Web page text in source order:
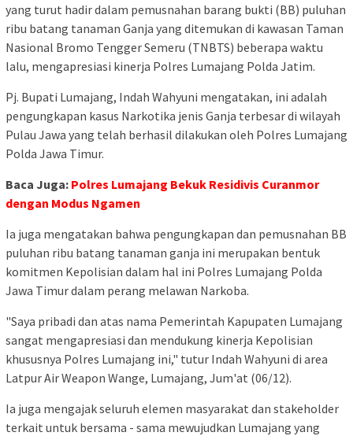
yang turut hadir dalam pemusnahan barang bukti (BB) puluhan
ribu batang tanaman Ganja yang ditemukan di kawasan Taman
Nasional Bromo Tengger Semeru (TNBTS) beberapa waktu
lalu, mengapresiasi kinerja Polres Lumajang Polda Jatim.
Pj. Bupati Lumajang, Indah Wahyuni mengatakan, ini adalah
pengungkapan kasus Narkotika jenis Ganja terbesar di wilayah
Pulau Jawa yang telah berhasil dilakukan oleh Polres Lumajang
Polda Jawa Timur.
Baca Juga: Polres Lumajang Bekuk Residivis Curanmor
dengan Modus Ngamen
Ia juga mengatakan bahwa pengungkapan dan pemusnahan BB
puluhan ribu batang tanaman ganja ini merupakan bentuk
komitmen Kepolisian dalam hal ini Polres Lumajang Polda
Jawa Timur dalam perang melawan Narkoba.
"Saya pribadi dan atas nama Pemerintah Kapupaten Lumajang
sangat mengapresiasi dan mendukung kinerja Kepolisian
khususnya Polres Lumajang ini," tutur Indah Wahyuni di area
Latpur Air Weapon Wange, Lumajang, Jum'at (06/12).
Ia juga mengajak seluruh elemen masyarakat dan stakeholder
terkait untuk bersama - sama mewujudkan Lumajang yang